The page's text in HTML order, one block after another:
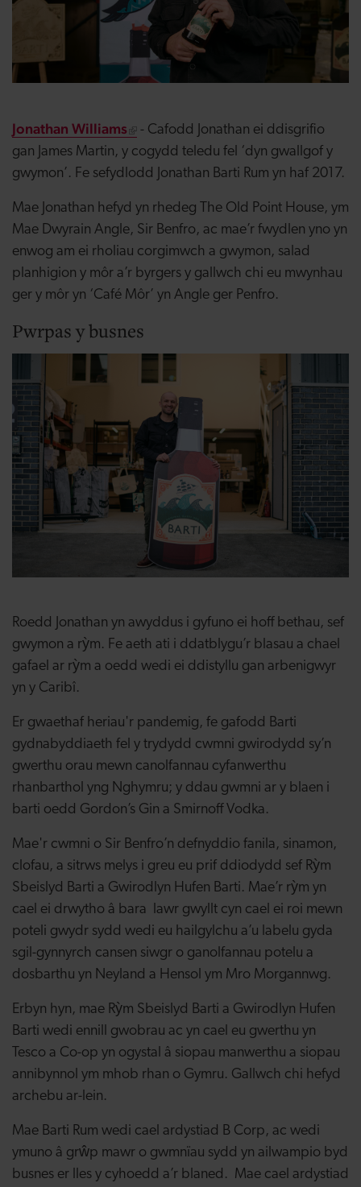
Jonathan Williams
- Cafodd Jonathan ei ddisgrifio
gan James Martin, y cogydd teledu fel ‘dyn gwallgof y
gwymon’. Fe sefydlodd Jonathan Barti Rum yn haf 2017.
Mae Jonathan hefyd yn rhedeg The Old Point House, ym
Mae Dwyrain Angle, Sir Benfro, ac mae’r fwydlen yno yn
enwog am ei rholiau corgimwch a gwymon, salad
planhigion y môr a’r byrgers y gallwch chi eu mwynhau
ger y môr yn ‘Café Môr’ yn Angle ger Penfro.
Pwrpas y busnes
Roedd Jonathan yn awyddus i gyfuno ei hoff bethau, sef
gwymon a rỳm. Fe aeth ati i ddatblygu’r blasau a chael
gafael ar rỳm a oedd wedi ei ddistyllu gan arbenigwyr
yn y Caribî.
Er gwaethaf heriau'r pandemig, fe gafodd Barti
gydnabyddiaeth fel y trydydd cwmni gwirodydd sy’n
gwerthu orau mewn canolfannau cyfanwerthu
rhanbarthol yng Nghymru; y ddau gwmni ar y blaen i
barti oedd Gordon’s Gin a Smirnoff Vodka.
Mae'r cwmni o Sir Benfro’n defnyddio fanila, sinamon,
clofau, a sitrws melys i greu eu prif ddiodydd sef Rỳm
Sbeislyd Barti a Gwirodlyn Hufen Barti. Mae’r rỳm yn
cael ei drwytho â bara lawr gwyllt cyn cael ei roi mewn
poteli gwydr sydd wedi eu hailgylchu a’u labelu gyda
sgil-gynnyrch cansen siwgr o ganolfannau potelu a
dosbarthu yn Neyland a Hensol ym Mro Morgannwg.
Erbyn hyn, mae Rỳm Sbeislyd Barti a Gwirodlyn Hufen
Barti wedi ennill gwobrau ac yn cael eu gwerthu yn
Tesco a Co-op yn ogystal â siopau manwerthu a siopau
annibynnol ym mhob rhan o Gymru. Gallwch chi hefyd
archebu ar-lein.
Mae Barti Rum wedi cael ardystiad B Corp, ac wedi
ymuno â grŵp mawr o gwmnïau sydd yn ailwampio byd
busnes er lles y cyhoedd a’r blaned. Mae cael ardystiad